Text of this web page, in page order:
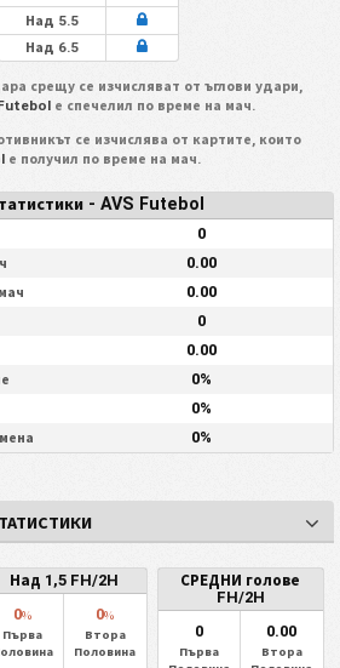
Над 5.5
Над 6.5
срещу се изчисляват от ъглови удари,
е спечелил по време на мач.
се изчислява от картите, които
е получил по време на мач.
- AVS Futebol
0
0.00
0.00
0
0.00
0%
0%
0%
Над 1,5 FH/2H
0%
Първа
0%
Втора
Половина
СРЕДНИ голове
FH/2H
0
Първа
0.00
Втора